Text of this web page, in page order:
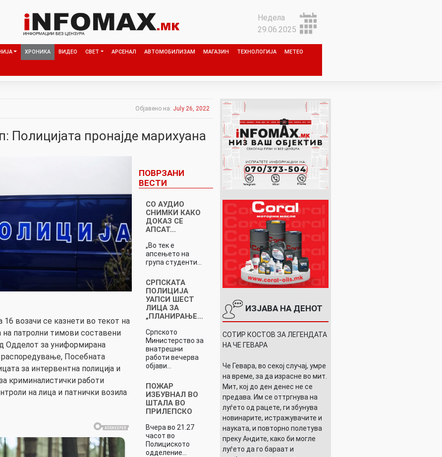
Недела
29.06.2025
ХРОНИКА ВИДЕО СВЕТ АРСЕНАЛ АВТОМОБИЛИЗАМ МАГАЗИН ТЕХНОЛОГИЈА МЕТЕО
Објавено на: July 26, 2022
Полицијата пронајде марихуана
возачи се казнети во текот на
на патролни тимови составени
Одделот за униформирана
распоредување, Посебната
за интервентна полиција и
криминалистички работи
на лица и патнички возила
ПОВРЗАНИ
ВЕСТИ
СО АУДИО
СНИМКИ КАКО
ДОКАЗ СЕ
АПСАТ…
„Во тек е
апсењето на
група студенти…
СРПСКАТА
ПОЛИЦИЈА
УАПСИ ШЕСТ
ЛИЦА ЗА
„ПЛАНИРАЊЕ…
Српското
Министерство за
внатрешни
работи вечерва
објави…
ПОЖАР
ИЗБУВНАЛ ВО
ШТАЛА ВО
ПРИЛЕПСКО
Вчера во 21.27
часот во
Полициското
одделение…
ИЗЈАВА НА ДЕНОТ
СОТИР КОСТОВ ЗА ЛЕГЕНДАТА
НА ЧЕ ГЕВАРА
Че Гевара, во секој случај, умре
на време, за да израсне во мит.
Мит, кој до ден денес не се
предава. Им се оттргнува на
луѓето од рацете, ги збунува
новинарите, истражувачите и
науката, и повторно полетува
преку Андите, како би могле
луѓето да го бараат и